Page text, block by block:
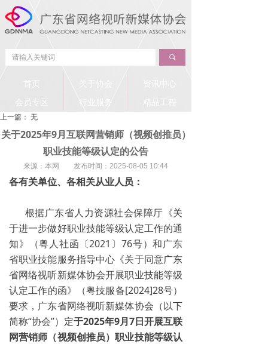
会员专区
首页
끠
关于2025年9月互联网营销师（视频创推员）
职业技能等级认定的公告
各有关单位、各相关从业人员：
根据广东省人力资源社会保障厅《关
于进一步做好职业技能等级认定工作的通
知》（粤人社函〔2021〕76号）和广东
省职业技能服务指导中心《关于同意广东
省网络视听新媒体协会开展职业技能等级
认定工作的函》（粤技服备[2024]28号）
要求，广东省网络视听新媒体协会（以下
简称“协会”）定于2025年9月7日开展互联
网营销师（视频创推员）职业技能等级认
来源：本网 发布时间： 2025-08-05 10:44
上一篇： 无